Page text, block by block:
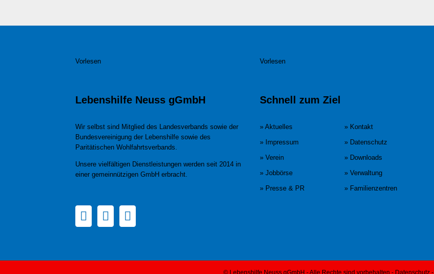
Vorlesen
Lebenshilfe Neuss gGmbH
Wir selbst sind Mitglied des Landesverbands sowie der
Bundesvereinigung der Lebenshilfe sowie des
Paritätischen Wohlfahrtsverbands.
Unsere vielfältigen Dienstleistungen werden seit 2014 in
einer gemeinnützigen GmbH erbracht.
Vorlesen
Schnell zum Ziel
» Aktuelles
» Kontakt
» Impressum
» Datenschutz
» Verein
» Downloads
» Jobbörse
» Verwaltung
» Presse & PR
» Familienzentren